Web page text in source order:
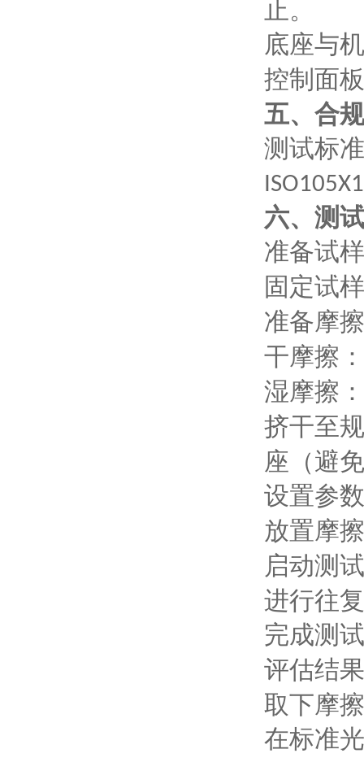
止。
底座与
控制面
五、 合
测试标
六、 测
准备试
固定试
准备摩
干摩擦：
湿摩擦：
挤干至
座（避
设置参
放置摩
启动测
进行往
完成测
评估结
取下摩
在标准